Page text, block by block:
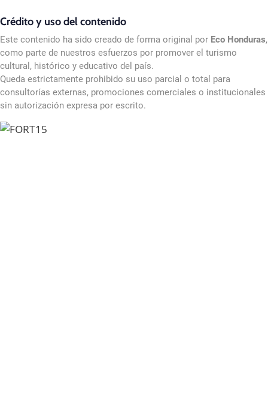
Crédito y uso del contenido
Este contenido ha sido creado de forma original por Eco Honduras,
como parte de nuestros esfuerzos por promover el turismo
cultural, histórico y educativo del país.
Queda estrictamente prohibido su uso parcial o total para
consultorías externas, promociones comerciales o institucionales
sin autorización expresa por escrito.